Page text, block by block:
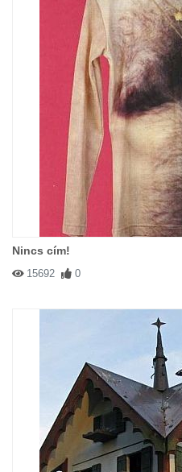
Nincs cím!
15692 0